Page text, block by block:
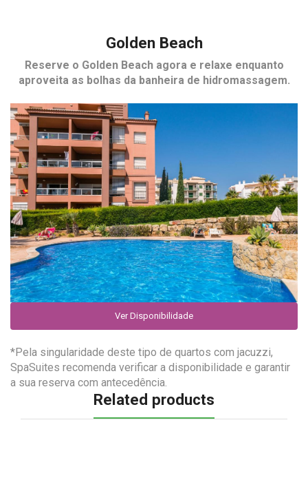
Golden Beach
Reserve o Golden Beachagora e relaxe enquanto
aproveita as bolhas da banheira de hidromassagem.
Ver Disponibilidade
*Pela singularidade deste tipo de quartos com jacuzzi,
SpaSuites recomenda verificar a disponibilidade e garantir
a sua reserva com antecedência.
Related products